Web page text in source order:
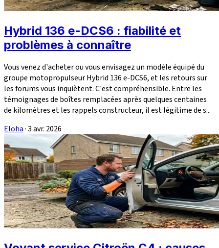
Hybrid 136 e-DCS6 : fiabilité et
problèmes à connaître
Vous venez d'acheter ou vous envisagez un modèle équipé du
groupe motopropulseur Hybrid 136 e-DCS6, et les retours sur
les forums vous inquiètent. C'est compréhensible. Entre les
témoignages de boîtes remplacées après quelques centaines
de kilomètres et les rappels constructeur, il est légitime de s...
Eloha·3 avr. 2026